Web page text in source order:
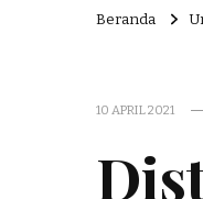
Beranda
10 APRIL 2021